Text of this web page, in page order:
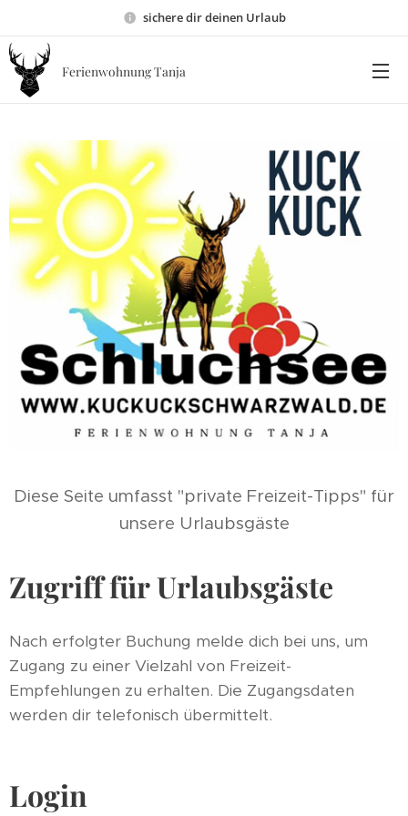
sichere dir deinen Urlaub
Ferienwohnung Tanja
Diese Seite umfasst "private Freizeit-Tipps" für
unsere Urlaubsgäste
Zugriff für Urlaubsgäste
Nach erfolgter Buchung melde dich bei uns, um
Zugang zu einer Vielzahl von Freizeit-
Empfehlungen zu erhalten. Die Zugangsdaten
werden dir telefonisch übermittelt.
Login